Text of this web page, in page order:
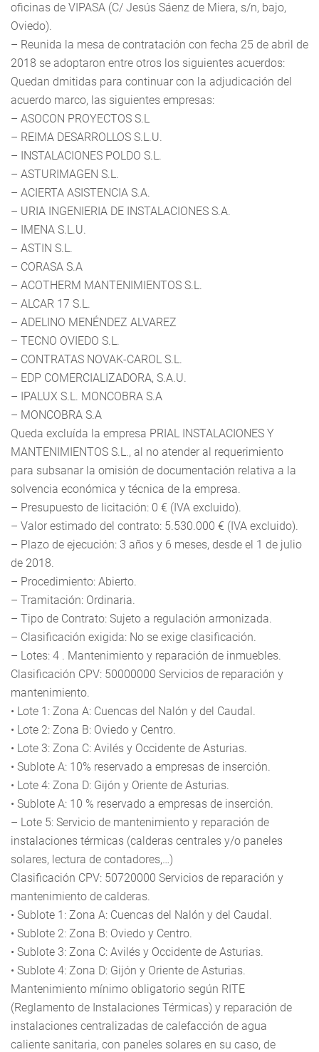
oficinas de VIPASA (C/ Jesús Sáenz de Miera, s/n, bajo,
Oviedo).
– Reunida la mesa de contratación con fecha 25 de abril de
2018 se adoptaron entre otros los siguientes acuerdos:
Quedan dmitidas para continuar con la adjudicación del
acuerdo marco, las siguientes empresas:
– ASOCON PROYECTOS S.L
– REIMA DESARROLLOS S.L.U.
– INSTALACIONES POLDO S.L.
– ASTURIMAGEN S.L.
– ACIERTA ASISTENCIA S.A.
– URIA INGENIERIA DE INSTALACIONES S.A.
– IMENA S.L.U.
– ASTIN S.L.
– CORASA S.A
– ACOTHERM MANTENIMIENTOS S.L.
– ALCAR 17 S.L.
– ADELINO MENÉNDEZ ALVAREZ
– TECNO OVIEDO S.L.
– CONTRATAS NOVAK-CAROL S.L.
– EDP COMERCIALIZADORA, S.A.U.
– IPALUX S.L. MONCOBRA S.A
– MONCOBRA S.A
Queda excluída la empresa PRIAL INSTALACIONES Y
MANTENIMIENTOS S.L., al no atender al requerimiento
para subsanar la omisión de documentación relativa a la
solvencia económica y técnica de la empresa.
– Presupuesto de licitación: 0 € (IVA excluido).
– Valor estimado del contrato: 5.530.000 € (IVA excluido).
– Plazo de ejecución: 3 años y 6 meses, desde el 1 de julio
de 2018.
– Procedimiento: Abierto.
– Tramitación: Ordinaria.
– Tipo de Contrato: Sujeto a regulación armonizada.
– Clasificación exigida: No se exige clasificación.
– Lotes: 4 . Mantenimiento y reparación de inmuebles.
Clasificación CPV: 50000000 Servicios de reparación y
mantenimiento.
• Lote 1: Zona A: Cuencas del Nalón y del Caudal.
• Lote 2: Zona B: Oviedo y Centro.
• Lote 3: Zona C: Avilés y Occidente de Asturias.
• Sublote A: 10% reservado a empresas de inserción.
• Lote 4: Zona D: Gijón y Oriente de Asturias.
• Sublote A: 10 % reservado a empresas de inserción.
– Lote 5: Servicio de mantenimiento y reparación de
instalaciones térmicas (calderas centrales y/o paneles
solares, lectura de contadores,…)
Clasificación CPV: 50720000 Servicios de reparación y
mantenimiento de calderas.
• Sublote 1: Zona A: Cuencas del Nalón y del Caudal.
• Sublote 2: Zona B: Oviedo y Centro.
• Sublote 3: Zona C: Avilés y Occidente de Asturias.
• Sublote 4: Zona D: Gijón y Oriente de Asturias.
Mantenimiento mínimo obligatorio según RITE
(Reglamento de Instalaciones Térmicas) y reparación de
instalaciones centralizadas de calefacción de agua
caliente sanitaria, con paneles solares en su caso, de